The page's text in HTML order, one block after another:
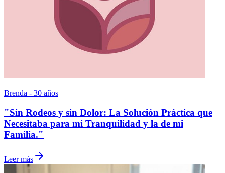
Brenda - 30 años
"Sin Rodeos y sin Dolor: La Solución Práctica que
Necesitaba para mi Tranquilidad y la de mi
Familia."
Leer más